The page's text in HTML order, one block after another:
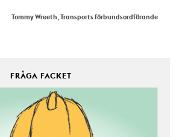
Tommy Wreeth, Transports förbundsordförande
FRÅGA FACKET